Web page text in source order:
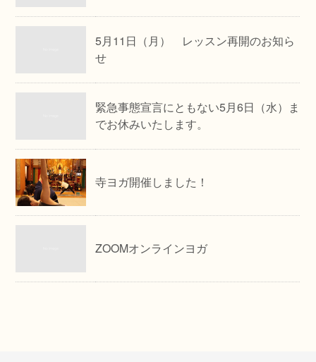
5月11日（月） レッスン再開のお知ら
せ
緊急事態宣言にともない5月6日（水）ま
でお休みいたします。
寺ヨガ開催しました！
ZOOMオンラインヨガ